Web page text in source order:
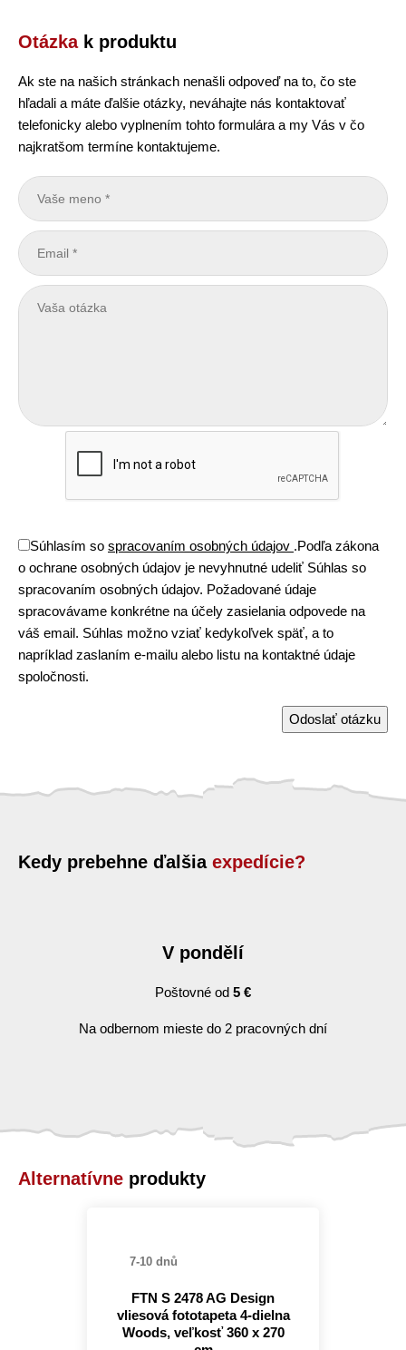
Otázkak produktu
Ak ste na našich stránkach nenašli odpoveď na to, čo ste
hľadali a máte ďalšie otázky, neváhajte nás kontaktovať
telefonicky alebo vyplnením tohto formulára a my Vás v čo
najkratšom termíne kontaktujeme.
Súhlasím so spracovaním osobných údajov .Podľa zákona
o ochrane osobných údajov je nevyhnutné udeliť Súhlas so
spracovaním osobných údajov. Požadované údaje
spracovávame konkrétne na účely zasielania odpovede na
váš email. Súhlas možno vziať kedykoľvek späť, a to
napríklad zaslaním e-mailu alebo listu na kontaktné údaje
spoločnosti.
Odoslať otázku
Kedy prebehne ďalšia expedície?
V pondělí
Poštovné od 5 €
Na odbernom mieste do 2 pracovných dní
Alternatívne produkty
7-10 dnů
FTN S 2478 AG Design
vliesová fototapeta 4-dielna
Woods, veľkosť 360 x 270